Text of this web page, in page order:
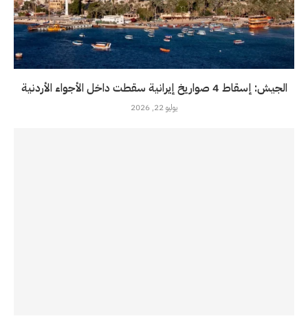
الجيش: إسقاط 4 صواريخ إيرانية سقطت داخل الأجواء الأردنية
يوليو 22, 2026